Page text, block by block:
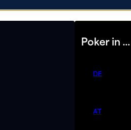
Poker in …
DE
AT